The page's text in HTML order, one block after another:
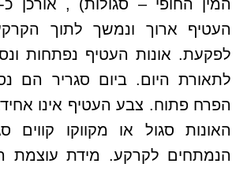
העטיף ארוך ונמשך לתוך
לפקעת. אונות העטיף נפתחות
לתאורת היום. ביום סגריר הם
הפרח פתוח. צבע העטיף אינו
האונות סגול או מקווקו קווים
הנמתחים לקרקע. מידת עוצמת